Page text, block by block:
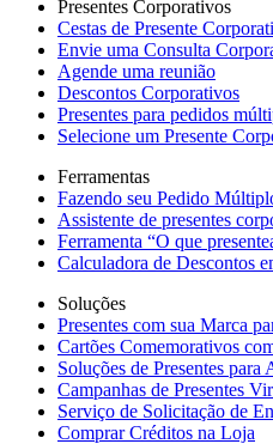
Presentes Corporativos
Cestas de Presente
Envie uma Consulta
Agende uma reunião
Descontos Corporativos
Presentes para pedidos
Selecione um Presente
Ferramentas
Fazendo seu Pedido
Assistente de presentes
Ferramenta “O que
Calculadora de Descontos
Soluções
Presentes com sua Marca
Cartões Comemorativos
Soluções de Presentes
Campanhas de Presentes
Serviço de Solicitação de
Comprar Créditos na Loja